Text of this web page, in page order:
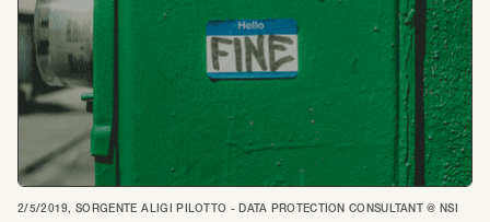
2/5/2019, SORGENTE ALIGI PILOTTO - DATA PROTECTION CONSULTANT @ NSI